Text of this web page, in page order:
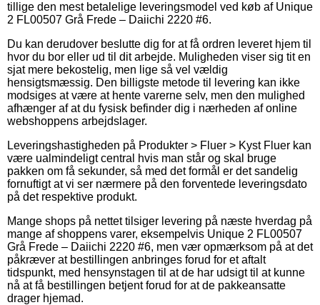
tillige den mest betalelige leveringsmodel ved køb af Unique
2 FL00507 Grå Frede – Daiichi 2220 #6.
Du kan derudover beslutte dig for at få ordren leveret hjem til
hvor du bor eller ud til dit arbejde. Muligheden viser sig tit en
sjat mere bekostelig, men lige så vel vældig
hensigtsmæssig. Den billigste metode til levering kan ikke
modsiges at være at hente varerne selv, men den mulighed
afhænger af at du fysisk befinder dig i nærheden af online
webshoppens arbejdslager.
Leveringshastigheden på Produkter > Fluer > Kyst Fluer kan
være ualmindeligt central hvis man står og skal bruge
pakken om få sekunder, så med det formål er det sandelig
fornuftigt at vi ser nærmere på den forventede leveringsdato
på det respektive produkt.
Mange shops på nettet tilsiger levering på næste hverdag på
mange af shoppens varer, eksempelvis Unique 2 FL00507
Grå Frede – Daiichi 2220 #6, men vær opmærksom på at det
påkræver at bestillingen anbringes forud for et aftalt
tidspunkt, med hensynstagen til at de har udsigt til at kunne
nå at få bestillingen betjent forud for at de pakkeansatte
drager hjemad.